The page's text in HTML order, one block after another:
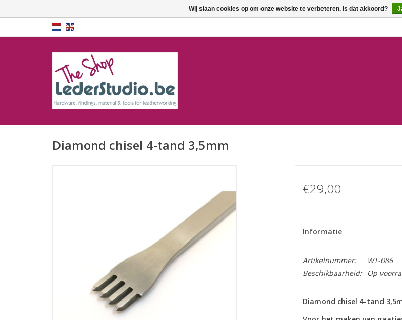
Diamond chisel 4-tand 3,5mm
€29,00
Informatie
Artikelnummer:
WT-086
Beschikbaarheid:
Op
Diamond chisel 4-tand
Wij slaan cookies op om onze website te verbeteren. Is dat akkoord?